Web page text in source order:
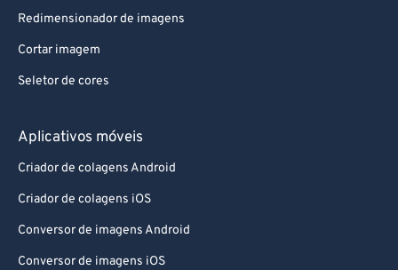
Redimensionador de imagens
Cortar imagem
Seletor de cores
Aplicativos móveis
Criador de colagens Android
Criador de colagens iOS
Conversor de imagens Android
Conversor de imagens iOS